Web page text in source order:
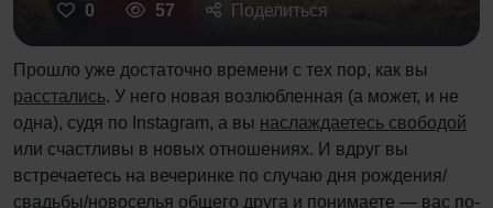
0 57 Поделиться
Прошло уже достаточно времени с тех пор, как вы
расстались. У него новая возлюбленная (а может, и не
одна), судя по Instagram, а вы наслаждаетесь свободой
или счастливы в новых отношениях. И вдруг вы
встречаетесь на вечеринке по случаю дня рождения/
свадьбы/новоселья общего друга и понимаете — вас по-